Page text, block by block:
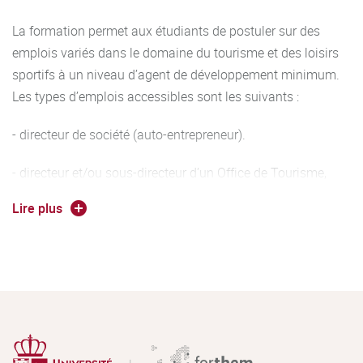
tourisme et des loisirs sportifs justifiant d’une
expérience
professionnelle de cinq ans cumulés
. Il faut alors
s’adresser au secrétariat du SEFCA – Formation continue
(B.P. 27877 – 21078 DIJON CEDEX), pour une demande de
validation des acquis professionnels sera nécessaire.
La formation permet aux étudiants de postuler sur des
emplois variés dans le domaine du tourisme et des loisirs
sportifs à un niveau d’agent de développement minimum.
Les types d’emplois accessibles sont les suivants :
- directeur de société (auto-entrepreneur).
- directeur et/ou sous-directeur d’un Office de Tourisme,
prestation de service de loisirs actifs.
- agent de développement dans les collectivités locales,
Lire plus